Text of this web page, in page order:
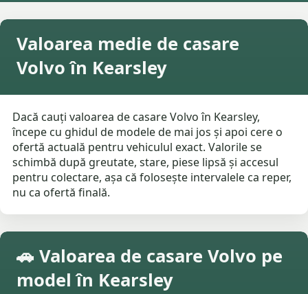
Valoarea medie de casare
Volvo în Kearsley
Dacă cauți valoarea de casare Volvo în Kearsley,
începe cu ghidul de modele de mai jos și apoi cere o
ofertă actuală pentru vehiculul exact. Valorile se
schimbă după greutate, stare, piese lipsă și accesul
pentru colectare, așa că folosește intervalele ca reper,
nu ca ofertă finală.
🚗 Valoarea de casare Volvo pe
model în Kearsley